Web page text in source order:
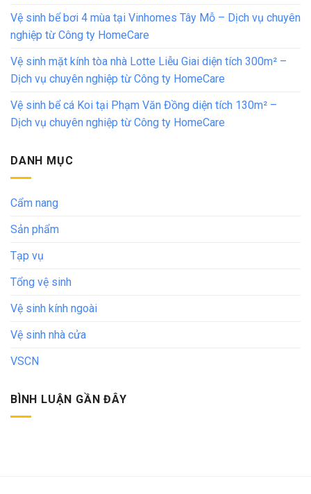
Vệ sinh bể bơi 4 mùa tại Vinhomes Tây Mỗ – Dịch vụ chuyên
nghiệp từ Công ty HomeCare
Vệ sinh mặt kính tòa nhà Lotte Liễu Giai diện tích 300m² –
Dịch vụ chuyên nghiệp từ Công ty HomeCare
Vệ sinh bể cá Koi tại Phạm Văn Đồng diện tích 130m² –
Dịch vụ chuyên nghiệp từ Công ty HomeCare
DANH MỤC
Cẩm nang
Sản phẩm
Tạp vụ
Tổng vệ sinh
Vệ sinh kính ngoài
Vệ sinh nhà cửa
VSCN
BÌNH LUẬN GẦN ĐÂY